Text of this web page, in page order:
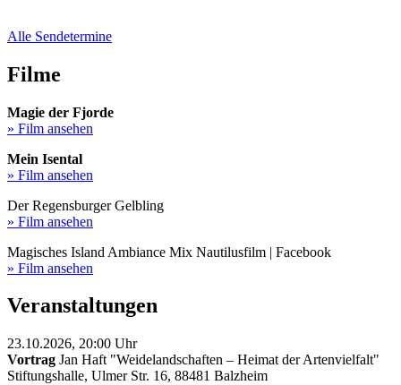
Alle Sendetermine
Filme
Magie der Fjorde
» Film ansehen
Mein Isental
» Film ansehen
Der Regensburger Gelbling
» Film ansehen
Magisches Island Ambiance Mix Nautilusfilm | Facebook
» Film ansehen
Veranstaltungen
23.10.2026, 20:00 Uhr
Vortrag Jan Haft "Weidelandschaften – Heimat der Artenvielfalt"
Stiftungshalle, Ulmer Str. 16, 88481 Balzheim